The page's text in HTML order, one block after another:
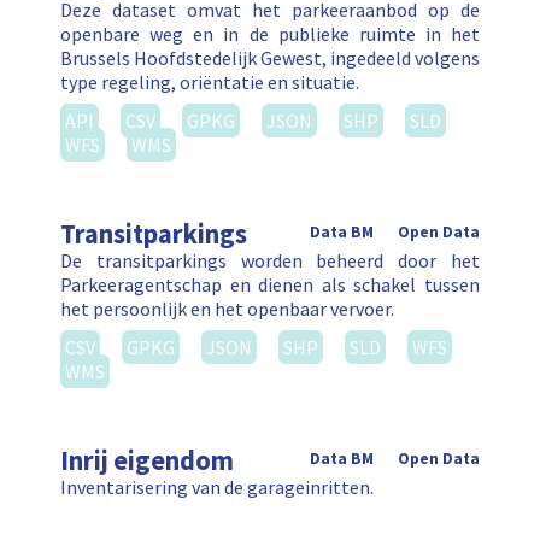
Deze dataset omvat het parkeeraanbod op de
openbare weg en in de publieke ruimte in het
Brussels Hoofdstedelijk Gewest, ingedeeld volgens
type regeling, oriëntatie en situatie.
API
CSV GPKG JSON SHP
SLD
WFS
WMS
Transitparkings Open Data
Data BM
De transitparkings worden beheerd door het
Parkeeragentschap en dienen als schakel tussen
het persoonlijk en het openbaar vervoer.
CSV
GPKG JSON SHP SLD
WFS
WMS
Inrij eigendom Open Data
Data BM
Inventarisering van de garageinritten.